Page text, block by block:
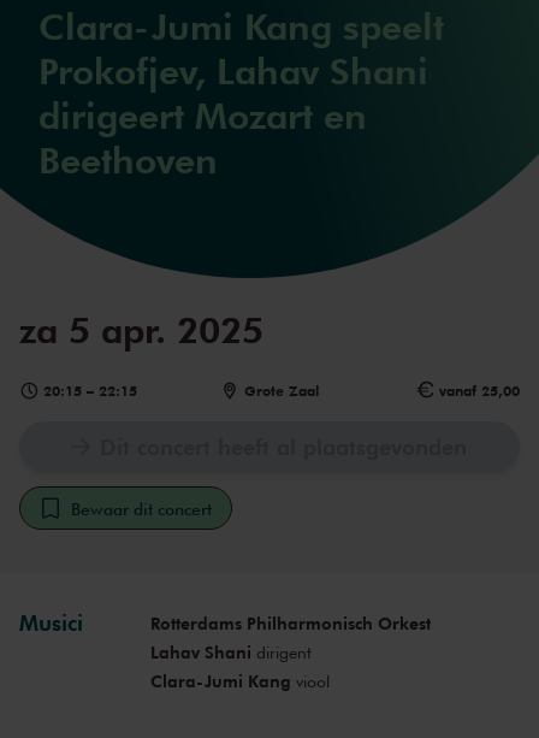
Clara-Jumi Kang speelt
Prokofjev, Lahav Shani
dirigeert Mozart en
Beethoven
za 5 apr. 2025
20:15 – 22:15 Grote Zaal vanaf 25,00
Bewaar dit concert
Musici
Rotterdams Philharmonisch Orkest
Lahav Shani dirigent
Clara-Jumi Kang viool